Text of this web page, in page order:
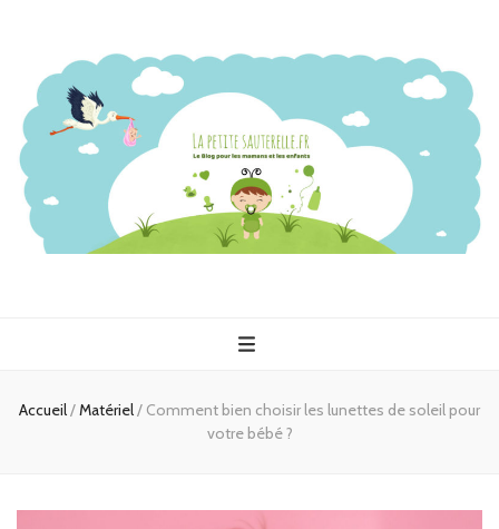
Accueil/Matériel/ Comment bien choisir les lunettes de soleil pour
votre bébé ?